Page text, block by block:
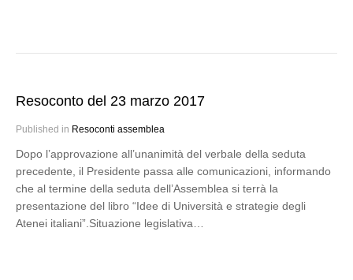
Resoconto del 23 marzo 2017
Published in Resoconti assemblea
Dopo l’approvazione all’unanimità del verbale della seduta
precedente, il Presidente passa alle comunicazioni, informando
che al termine della seduta dell’Assemblea si terrà la
presentazione del libro “Idee di Università e strategie degli
Atenei italiani”.Situazione legislativa…